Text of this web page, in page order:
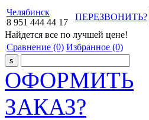
Челябинск
8 951 444 44 17
ПЕРЕЗВОНИТЬ?
Найдется все по лучшей цене!
Сравнение (0) Избранное (0)
ОФОРМИТЬ
ЗАКАЗ?